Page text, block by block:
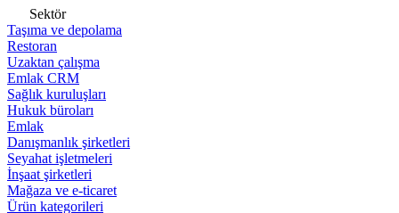
Sektör
Taşıma ve depolama
Restoran
Uzaktan çalışma
Emlak CRM
Sağlık kuruluşları
Hukuk büroları
Emlak
Danışmanlık şirketleri
Seyahat işletmeleri
İnşaat şirketleri
Mağaza ve e-ticaret
Ürün kategorileri